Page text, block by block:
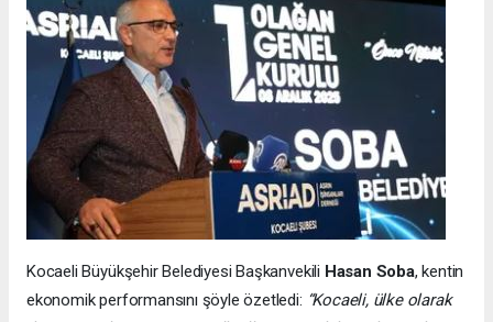
Kocaeli Büyükşehir Belediyesi Başkanvekili Hasan Soba, kentin
ekonomik performansını şöyle özetledi: “Kocaeli, ülke olarak